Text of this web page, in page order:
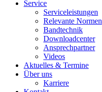
Service
Serviceleistungen
Relevante Normen
Bandtechnik
Downloadcenter
Ansprechpartner
Videos
Aktuelles & Termine
Über uns
Karriere